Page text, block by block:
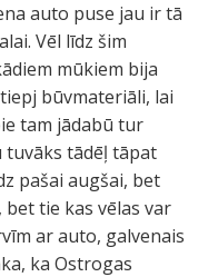
auto puse jau ir tā
Vēl līdz šim
mūkiem bija
būvmateriāli, lai
tam jādabū tur
tuvāks tādēļ tāpat
pašai augšai, bet
bet tie kas vēlas var
ar auto, galvenais
ka Ostrogas